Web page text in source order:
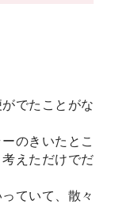
でたことがな
のきいたとこ
えただけでだ
ていて、散々